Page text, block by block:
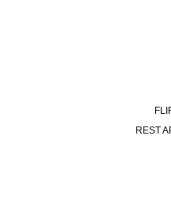
FLIR
REST